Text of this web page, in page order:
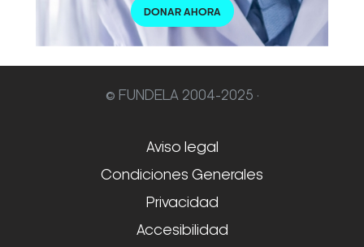
DONAR AHORA
© FUNDELA 2004-2025 ·
Aviso legal
Condiciones Generales
Privacidad
Accesibilidad